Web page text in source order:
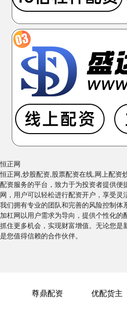
恒正网
恒正网,炒股配资,股票配资在线,网上配资
配资服务的平台，致力于为投资者提供便
网，用户可以轻松进行配资开户，享受灵
我们拥有专业的团队和完善的风险控制体
加杠网以用户需求为导向，提供个性化的
抓住更多机会，实现财富增值。无论您是
是您值得信赖的合作伙伴。
尊鼎配资 优配货主